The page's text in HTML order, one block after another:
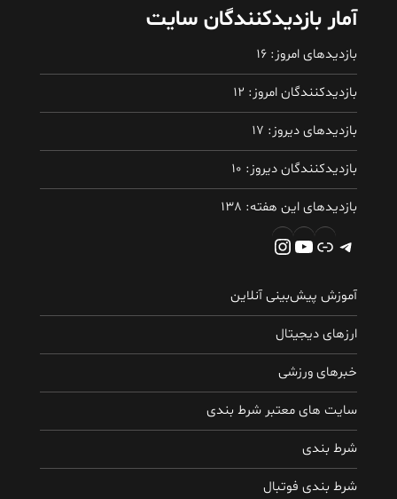
آمار بازدیدکنندگان سایت
بازدیدهای امروز: 16
بازدیدکنندگان امروز: 12
بازدیدهای دیروز: 17
بازدیدکنندگان دیروز: 10
بازدیدهای این هفته: 138
تلگرام
پیوندیوتیوب
آموزش پیش‌بینی آنلاین
ارزهای دیجیتال
خبرهای ورزشی
سایت های معتبر شرط بندی
شرط بندی
شرط بندی فوتبال